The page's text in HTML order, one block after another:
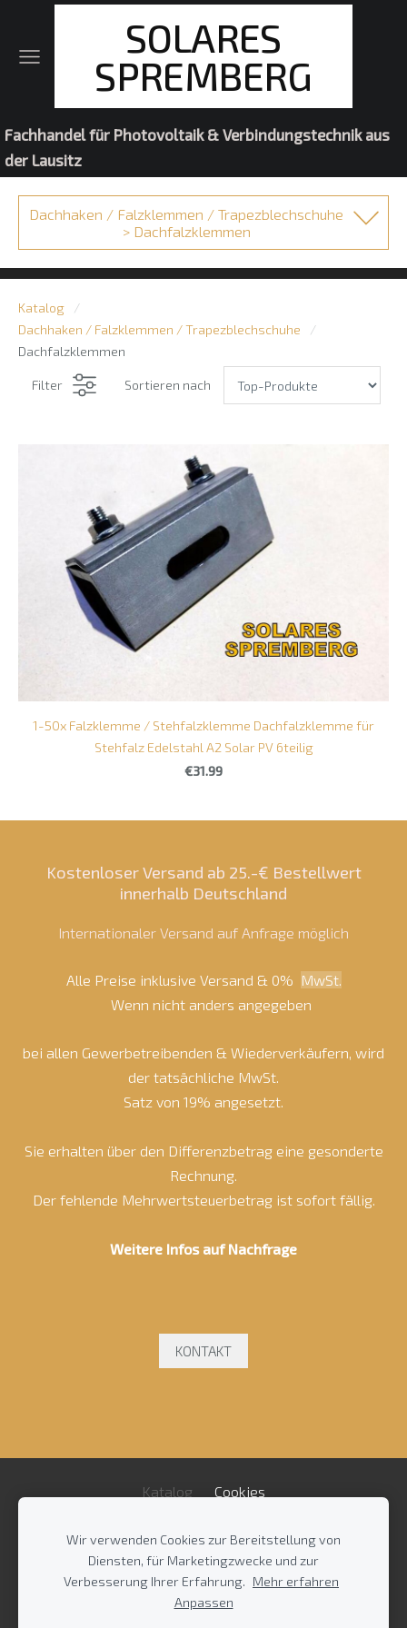
SOLARES
SPREMBERG
Fachhandel für Photovoltaik & Verbindungstechnik aus
der Lausitz
Dachhaken / Falzklemmen / Trapezblechschuhe
> Dachfalzklemmen
Kostenloser Versand ab 25.-€ Bestellwert
innerhalb Deutschland
Internationaler Versand auf Anfrage möglich
Alle Preise inklusive Versand & 0% MwSt.
Wenn nicht anders angegeben
bei allen Gewerbetreibenden & Wiederverkäufern, wird
der tatsächliche MwSt.
Satz von 19% angesetzt.
Sie erhalten über den Differenzbetrag eine gesonderte
Rechnung.
Der fehlende Mehrwertsteuerbetrag ist sofort fällig.
Weitere Infos auf Nachfrage
KONTAKT
Katalog
Dachhaken / Falzklemmen / Trapezblechschuhe
Dachfalzklemmen
Filter Sortieren nach
1-50x Falzklemme / Stehfalzklemme Dachfalzklemme für
Stehfalz Edelstahl A2 Solar PV 6teilig
€31.99
Katalog Cookies
Impressum/ AGB/
Datenschutzrichtlinie/Kontakt
Bregenzer Straße 9-11 / Gewerbegebiet Ost / 03130
Wir verwenden Cookies zur Bereitstellung von
Diensten, für Marketingzwecke und zur
Verbesserung Ihrer Erfahrung. Mehr erfahren
Anpassen